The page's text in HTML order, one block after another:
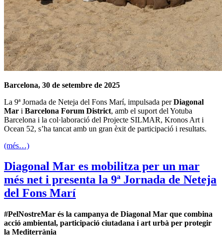
Barcelona, 30 de setembre de 2025
La 9ª Jornada de Neteja del Fons Marí, impulsada perDiagonal
Mar i Barcelona Forum District, amb el suport del Yotuba
Barcelona i la col·laboració del Projecte SILMAR, Kronos Art i
Ocean 52, s’ha tancat amb un gran èxit de participació i resultats.
(més…)
Diagonal Mar es mobilitza per un mar
més net i presenta la 9ª Jornada de Neteja
del Fons Marí
#PelNostreMar és la campanya de Diagonal Mar que combina
acció ambiental, participació ciutadana i art urbà per protegir
la Mediterrània